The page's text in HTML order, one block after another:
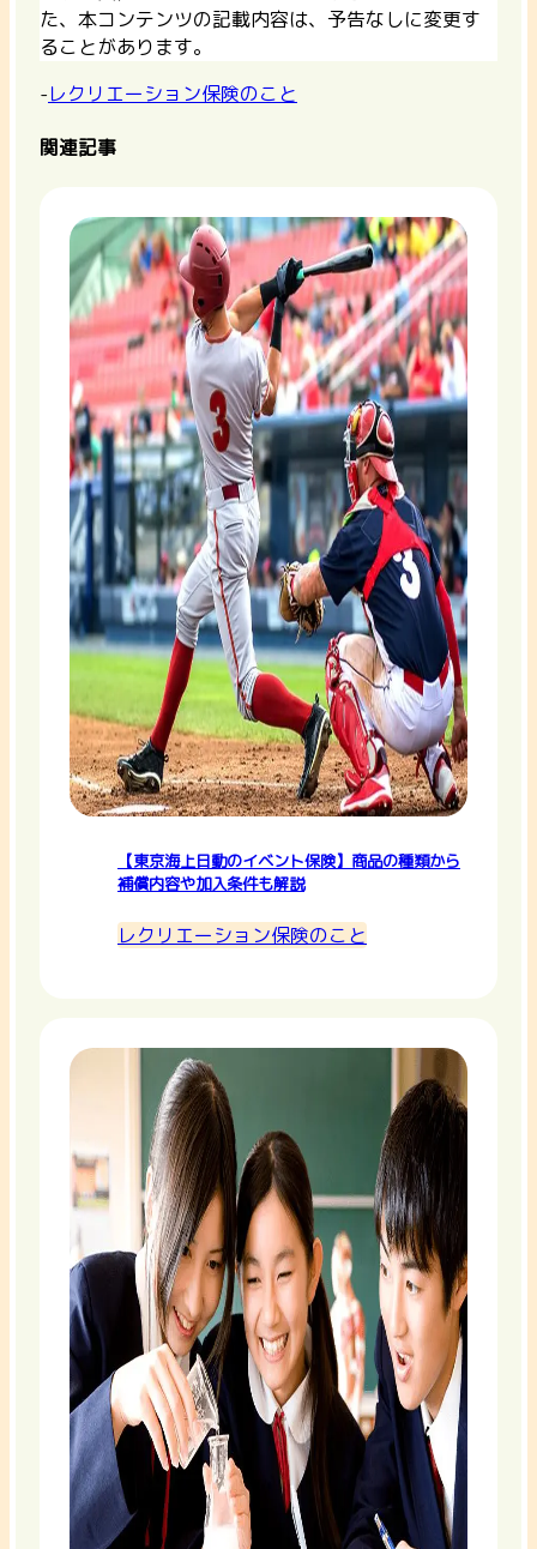
た、本コンテンツの記載内容は、予告なしに変更す
ることがあります。
-レクリエーション保険のこと
関連記事
【東京海上日動のイベント保険】商品の種類から
補償内容や加入条件も解説
レクリエーション保険のこと